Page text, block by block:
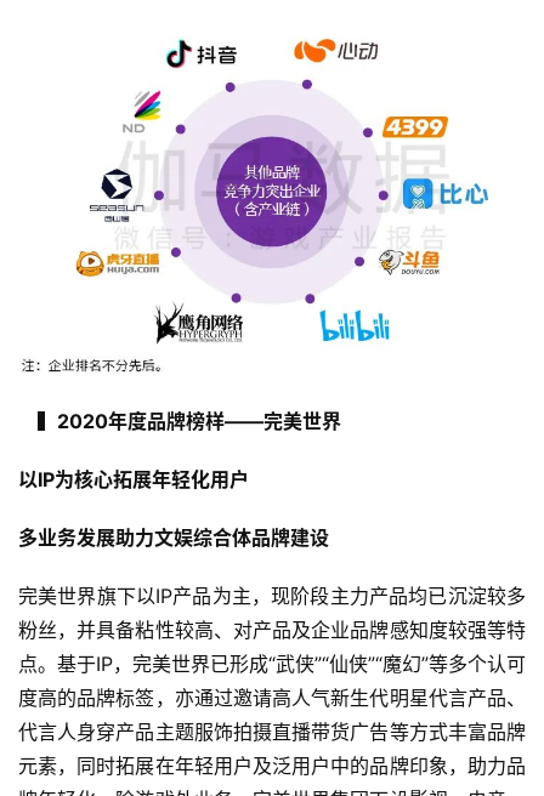
首
页
游
茶
原
创
▍2020年度品牌榜样——完美世界
以IP为核心拓展年轻化用户
多业务发展助力文娱综合体品牌建设
完美世界旗下以IP产品为主，现阶段主力产品均已沉淀较多
粉丝，并具备粘性较高、对产品及企业品牌感知度较强等特
点。基于IP，完美世界已形成“武侠”“仙侠”“魔幻”等多个认可
度高的品牌标签，亦通过邀请高人气新生代明星代言产品、
代言人身穿产品主题服饰拍摄直播带货广告等方式丰富品牌
元素，同时拓展在年轻用户及泛用户中的品牌印象，助力品